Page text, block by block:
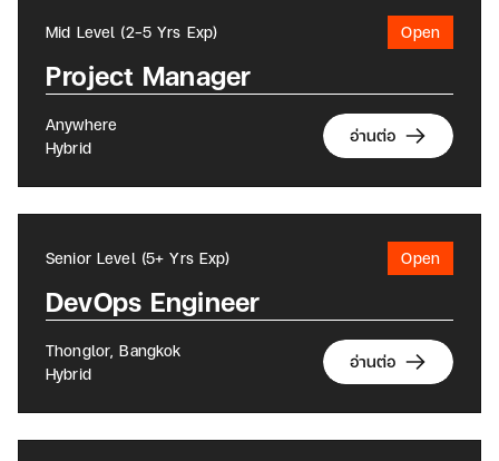
Mid Level (2-5 Yrs Exp) Open
Project Manager
Anywhere
Hybrid
อ่านต่อ
Senior Level (5+ Yrs Exp) Open
DevOps Engineer
Thonglor, Bangkok
Hybrid
อ่านต่อ